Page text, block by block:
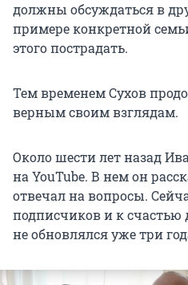
должны обсуждаться в
примере конкретной
этого пострадать.
Тем временем Сухов
верным своим взглядам.
Около шести лет назад
на YouTube. В нем он
отвечал на вопросы.
подписчиков и к счастью
не обновлялся уже три